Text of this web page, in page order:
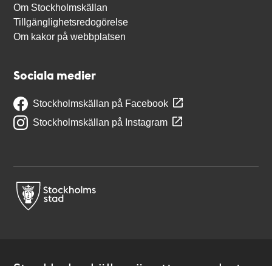
Om Stockholmskällan
Tillgänglighetsredogörelse
Om kakor på webbplatsen
Sociala medier
Stockholmskällan på Facebook
Stockholmskällan på Instagram